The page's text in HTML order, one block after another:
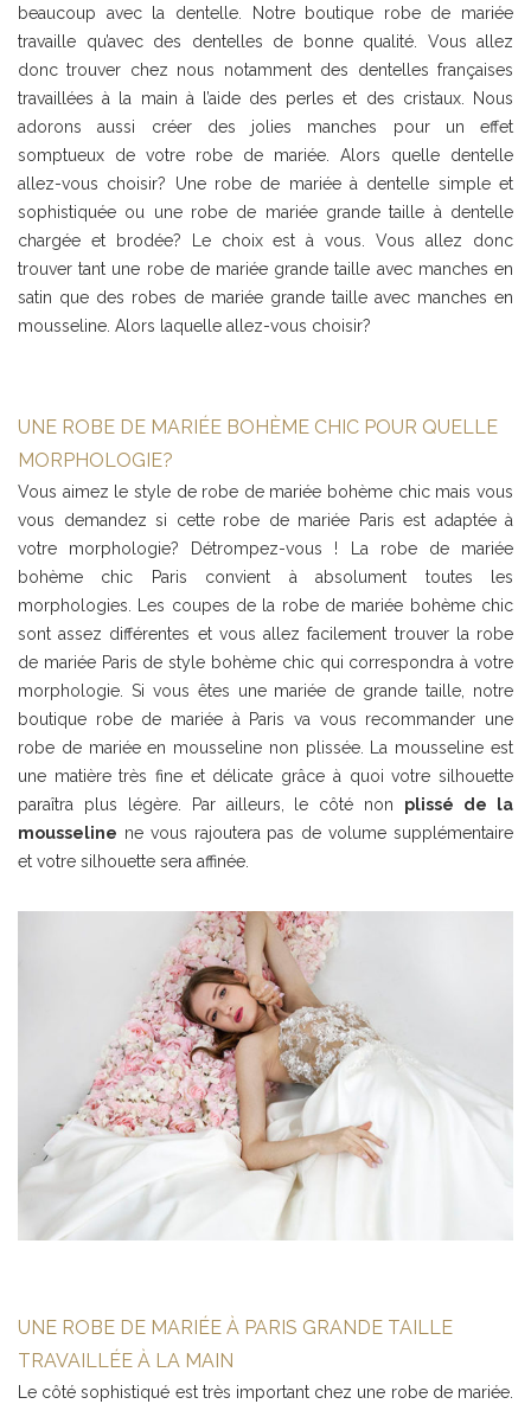
beaucoup avec la dentelle. Notre boutique robe de mariée
travaille qu’avec des dentelles de bonne qualité. Vous allez
donc trouver chez nous notamment des dentelles françaises
travaillées à la main à l’aide des perles et des cristaux. Nous
adorons aussi créer des jolies manches pour un effet
somptueux de votre robe de mariée. Alors quelle dentelle
allez-vous choisir? Une robe de mariée à dentelle simple et
sophistiquée ou une robe de mariée grande taille à dentelle
chargée et brodée? Le choix est à vous. Vous allez donc
trouver tant une robe de mariée grande taille avec manches en
satin que des robes de mariée grande taille avec manches en
mousseline. Alors laquelle allez-vous choisir?
UNE ROBE DE MARIÉE BOHÈME CHIC POUR QUELLE
MORPHOLOGIE?
Vous aimez le style de robe de mariée bohème chic mais vous
vous demandez si cette robe de mariée Paris est adaptée à
votre morphologie? Détrompez-vous ! La robe de mariée
bohème chic Paris convient à absolument toutes les
morphologies. Les coupes de la robe de mariée bohème chic
sont assez différentes et vous allez facilement trouver la robe
de mariée Paris de style bohème chic qui correspondra à votre
morphologie. Si vous êtes une mariée de grande taille, notre
boutique robe de mariée à Paris va vous recommander une
robe de mariée en mousseline non plissée. La mousseline est
une matière très fine et délicate grâce à quoi votre silhouette
paraîtra plus légère. Par ailleurs, le côté non plissé de la
mousseline ne vous rajoutera pas de volume supplémentaire
et votre silhouette sera affinée.
UNE ROBE DE MARIÉE À PARIS GRANDE TAILLE
TRAVAILLÉE À LA MAIN
Le côté sophistiqué est très important chez une robe de mariée.